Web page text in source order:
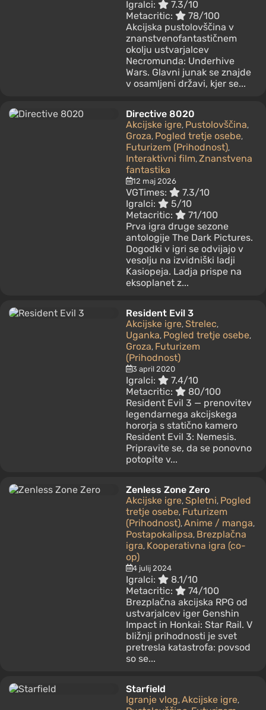
Igralci:
7.3/10
Metacritic:
78/100
Akcijska pustolovščina v
znanstvenofantastičnem
okolju ustvarjalcev
Necromunda: Underhive
Wars. Glavni junak se znajde
v osamljeni državi, kjer se...
Directive 8020
Akcijske igre, Pustolovščina,
Groza, Pogled tretje osebe,
Futurizem (Prihodnost),
Interaktivni film, Znanstvena
fantastika
12 maj 2026
VGTimes:
7.3/10
Igralci:
5/10
Metacritic:
71/100
Prva igra druge sezone
antologije The Dark Pictures.
Dogodki v igri se odvijajo v
vesolju na izvidniški ladji
Kasiopeja. Ladja prispe na
eksoplanet z...
Resident Evil 3
Akcijske igre, Strelec,
Uganka, Pogled tretje osebe,
Groza, Futurizem
(Prihodnost)
3 april 2020
Igralci:
7.4/10
Metacritic:
80/100
Resident Evil 3 — prenovitev
legendarnega akcijskega
hororja s statično kamero
Resident Evil 3: Nemesis.
Pripravite se, da se ponovno
potopite v...
Zenless Zone Zero
Akcijske igre, Spletni, Pogled
tretje osebe, Futurizem
(Prihodnost), Anime / manga,
Postapokalipsa, Brezplačna
igra, Kooperativna igra (co-
op)
4 julij 2024
Igralci:
8.1/10
Metacritic:
74/100
Brezplačna akcijska RPG od
ustvarjalcev iger Genshin
Impact in Honkai: Star Rail. V
bližnji prihodnosti je svet
pretresla katastrofa: povsod
so se...
Starfield
Igranje vlog, Akcijske igre,